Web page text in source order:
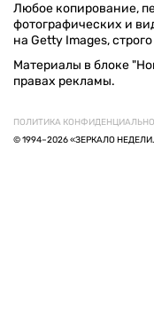
Любое копирование,
фотографических и
на Getty Images,
Материалы в блоке
правах рекламы.
ПОЛИТИКА
© 1994–2026 «ЗЕРКАЛО